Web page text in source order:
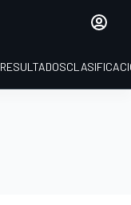
RESULTADOS